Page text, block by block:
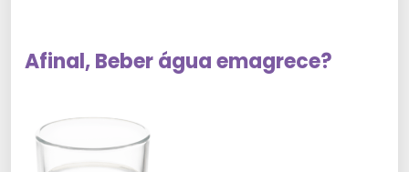
Afinal, Beber água emagrece?